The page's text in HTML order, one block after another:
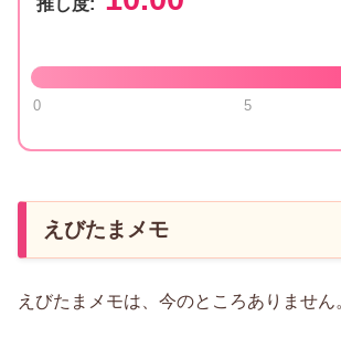
推し度:
0 5
えびたまメモ
えびたまメモは、今のところありません